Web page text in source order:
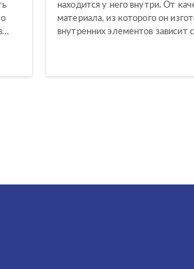
находится у него внутри. От
материала, из которого он
внутренних элементов зависит